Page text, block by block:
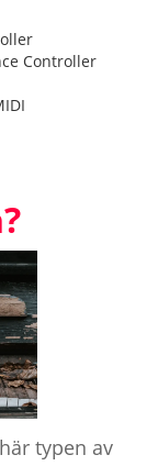
Controller
typen av